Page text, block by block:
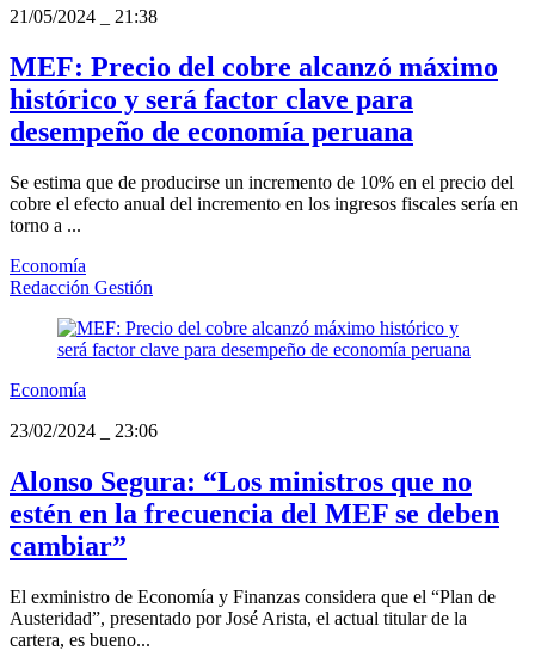
21/05/2024
21:38
MEF: Precio del cobre alcanzó máximo
histórico y será factor clave para
desempeño de economía peruana
Se estima que de producirse un incremento de 10% en el precio del
cobre el efecto anual del incremento en los ingresos fiscales sería en
torno a ...
Economía
Redacción Gestión
Economía
23/02/2024
23:06
Alonso Segura: “Los ministros que no
estén en la frecuencia del MEF se deben
cambiar”
El exministro de Economía y Finanzas considera que el “Plan de
Austeridad”, presentado por José Arista, el actual titular de la
cartera, es bueno...